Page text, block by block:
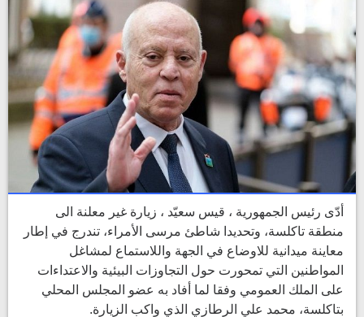
أدّى رئيس الجمهورية ، قيس سعيّد ، زيارة غير معلنة الى
منطقة تاكلسة، وتحديدا شاطئ مرسى الأمراء، تندرج في إطار
معاينة ميدانية للاوضاع في الجهة واللاستماع لمشاغل
المواطنين التي تمحورت حول التجاوزات البيئية والاعتداءات
على الملك العمومي وفقا لما أفاد به عضو المجلس المحلي
بتاكلسة، محمد علي الرطازي الذي واكب الزيارة.